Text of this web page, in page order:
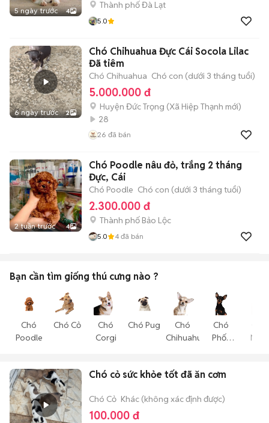
5 ngày trước 4
Thành phố Đà Lạt
5.0
6 ngày trước 2
Chó Chihuahua Đực Cái Socola Lilac
Đã tiêm
Chó Chihuahua Chó con (dưới 3 tháng tuổi)
5.000.000 đ
Huyện Đức Trọng (Xã Hiệp Thạnh mới)
28
26 đã bán
2 tuần trước 4
Chó Poodle nâu đỏ, trắng 2 tháng
Đực, Cái
Chó Poodle Chó con (dưới 3 tháng tuổi)
2.300.000 đ
Thành phố Bảo Lộc
5.0 4 đã bán
Bạn cần tìm giống thú cưng nào ?
Chó
Poodle
Chó Cỏ
Chó
Corgi
Chó Pug
Chó
Chihuahua
Chó
Phốc
Nhật
Chó cỏ sức khỏe tốt đã ăn cơm
Chó Cỏ Khác (không xác định được)
100.000 đ